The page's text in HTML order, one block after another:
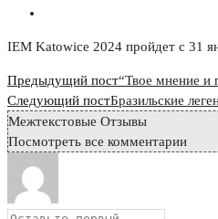
IEM Katowice 2024 пройдет с 31
Read
more
articles
Предыдущий пост“Твое мнение и
Следующий постБразильские
Межтекстовые Отзывы
Посмотреть все комментарии